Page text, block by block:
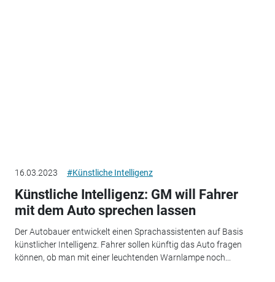
16.03.2023 #Künstliche Intelligenz
Künstliche Intelligenz: GM will Fahrer
mit dem Auto sprechen lassen
Der Autobauer entwickelt einen Sprachassistenten auf Basis
künstlicher Intelligenz. Fahrer sollen künftig das Auto fragen
können, ob man mit einer leuchtenden Warnlampe noch...